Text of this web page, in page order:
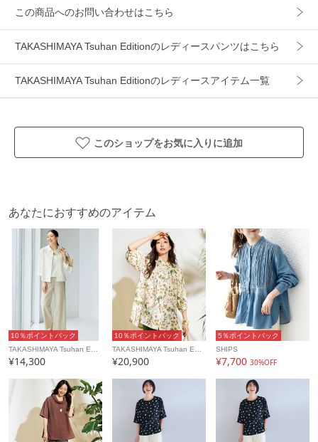
この商品へのお問い合わせはこちら
TAKASHIMAYA Tsuhan Editionのレディースパンツはこちら
TAKASHIMAYA Tsuhan Editionのレディースアイテム一覧
このショップをお気に入りに追加
あなたにおすすめのアイテム
10％ポイントバック
¥14,300
10％ポイントバック
¥20,900
5％ポイントバック
SHIPS
¥7,700 30%OFF